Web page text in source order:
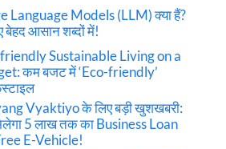
Language Models (LLM) क्या हैं?
बेहद आसान शब्दों में!
Sustainable Living on a
कम बजट में ‘Eco-friendly’
Vyaktiyo के लिए बड़ी खुशखबरी:
5 लाख तक का Business Loan
E-Vehicle!